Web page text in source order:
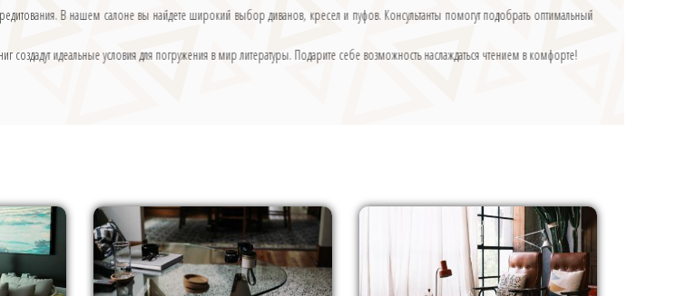
В нашем салоне вы найдете широкий выбор диванов, кресел и пуфов. Консультанты помогут подобрать оптимальный
создадут идеальные условия для погружения в мир литературы. Подарите себе возможность наслаждаться чтением в комфорте!